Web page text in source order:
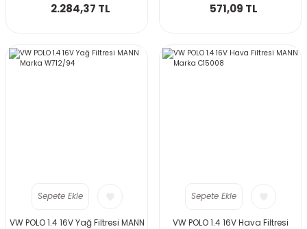
2.284,37 TL 571,09 TL
Sepete Ekle
VW POLO 1.4 16V Yağ Filtresi MANN
Sepete Ekle
VW POLO 1.4 16V Hava Filtresi